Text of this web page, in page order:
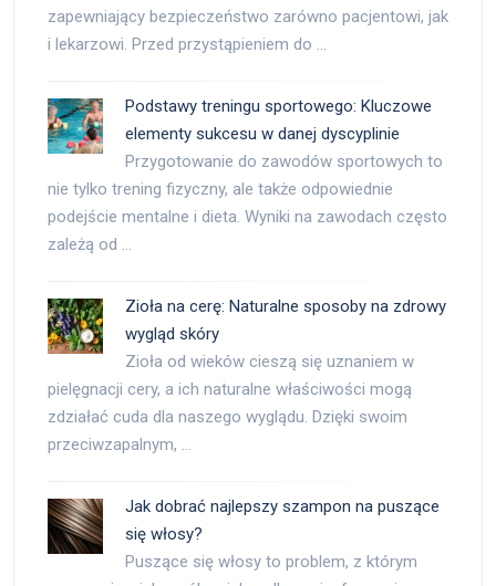
zapewniający bezpieczeństwo zarówno pacjentowi, jak
i lekarzowi. Przed przystąpieniem do …
Podstawy treningu sportowego: Kluczowe
elementy sukcesu w danej dyscyplinie
Przygotowanie do zawodów sportowych to
nie tylko trening fizyczny, ale także odpowiednie
podejście mentalne i dieta. Wyniki na zawodach często
zależą od …
Zioła na cerę: Naturalne sposoby na zdrowy
wygląd skóry
Zioła od wieków cieszą się uznaniem w
pielęgnacji cery, a ich naturalne właściwości mogą
zdziałać cuda dla naszego wyglądu. Dzięki swoim
przeciwzapalnym, …
Jak dobrać najlepszy szampon na puszące
się włosy?
Puszące się włosy to problem, z którym